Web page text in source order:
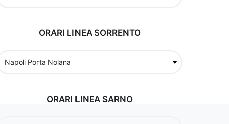
ORARI LINEA SORRENTO
ORARI LINEA SARNO